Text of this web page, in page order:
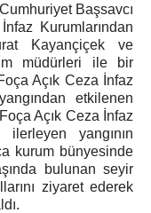
Başsavcı
Kurumlarından
Kayançiçek ve
müdürleri ile bir
Açık Ceza İnfaz
etkilenen
Açık Ceza İnfaz
yangının
kurum bünyesinde
bulunan seyir
ziyaret ederek